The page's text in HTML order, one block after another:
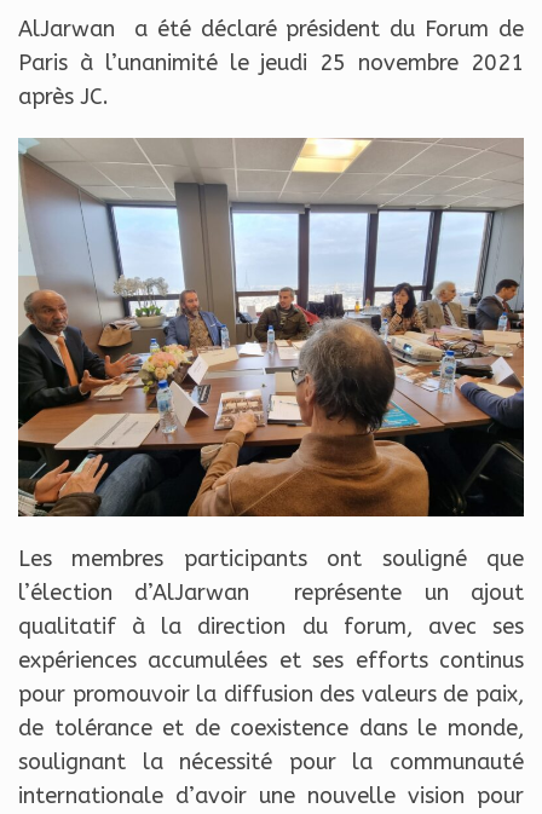
AlJarwan a été déclaré président du Forum de
Paris à l’unanimité le jeudi 25 novembre 2021
après JC.
Les membres participants ont souligné que
l’élection d’AlJarwan représente un ajout
qualitatif à la direction du forum, avec ses
expériences accumulées et ses efforts continus
pour promouvoir la diffusion des valeurs de paix,
de tolérance et de coexistence dans le monde,
soulignant la nécessité pour la communauté
internationale d’avoir une nouvelle vision pour